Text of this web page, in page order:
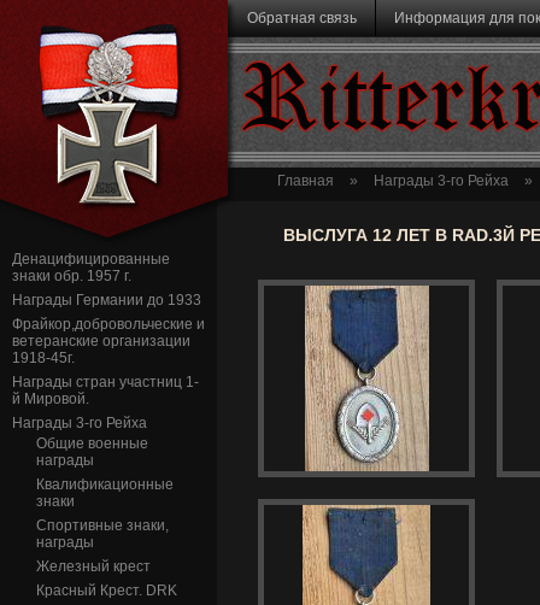
Перейти к основному содержанию
Денацифицированные
знаки обр. 1957 г.
Награды Германии до 1933
Фрайкор,добровольческие и
ветеранские организации
1918-45г.
Награды стран участниц 1-
й Мировой.
Награды 3-го Рейха
Общие военные
награды
Квалификационные
знаки
Спортивные знаки,
награды
Железный крест
Красный Крест. DRK
Обратная связь Информация для
Главная » Награды 3-го Рейха »
ВЫСЛУГА 12 ЛЕТ В RAD.3Й